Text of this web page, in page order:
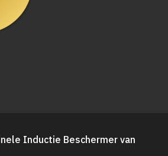
Inductie Beschermer van